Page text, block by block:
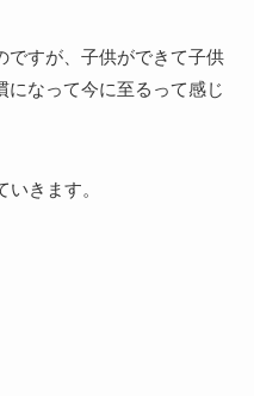
ですが、子供ができて子供
になって今に至るって感じ
きます。